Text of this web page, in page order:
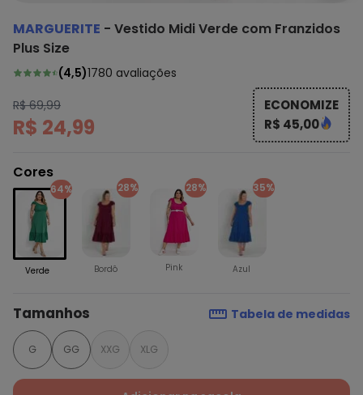
MARGUERITE - Vestido Midi Verde com Franzidos
Plus Size
(4,5)1780 avaliações
R$ 69,99
R$ 24,99
ECONOMIZE
R$ 45,00
Cores
64%
Verde
28%
Bordô
28%
Pink
35%
Azul
Tamanhos Tabela de medidas
G GG XXG XLG